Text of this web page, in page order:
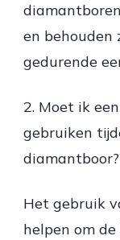
en behouden
gedurende
2. Moet ik
gebruiken
diamantboor?
Het gebruik
helpen om